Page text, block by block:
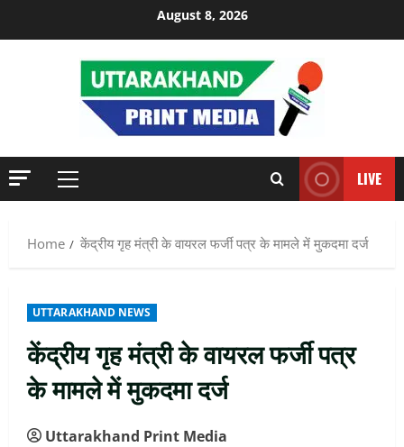
August 8, 2026
Primary
LIVE
Home केंद्रीय गृह मंत्री के वायरल फर्जी पत्र के मामले में मुकदमा दर्ज
UTTARAKHAND NEWS
केंद्रीय गृह मंत्री के वायरल फर्जी पत्र
के मामले में मुकदमा दर्ज
Uttarakhand Print Media